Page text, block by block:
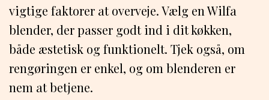
vigtige faktorer at overveje. Vælg en Wilfa
blender, der passer godt ind i dit køkken,
både æstetisk og funktionelt. Tjek også, om
rengøringen er enkel, og om blenderen er
nem at betjene.